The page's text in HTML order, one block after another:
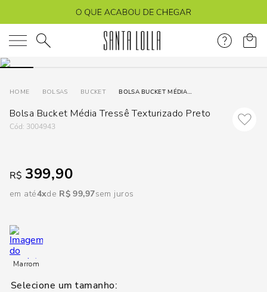
O que você está procurando?
BOLSAS BUCKET BOLSA BUCKET MÉDIA TRESSÊ TEXTURIZADO PRETO
Bolsa Bucket Média Tressê Texturizado Preto
: 3004943
R$ 399,90
em até4 R$ 99,97sem juros
Marrom